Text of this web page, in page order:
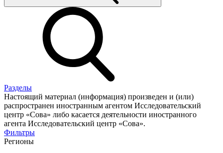
Разделы
Настоящий материал (информация) произведен и (или)
распространен иностранным агентом Исследовательский
центр «Сова» либо касается деятельности иностранного
агента Исследовательский центр «Сова».
Фильтры
Регионы